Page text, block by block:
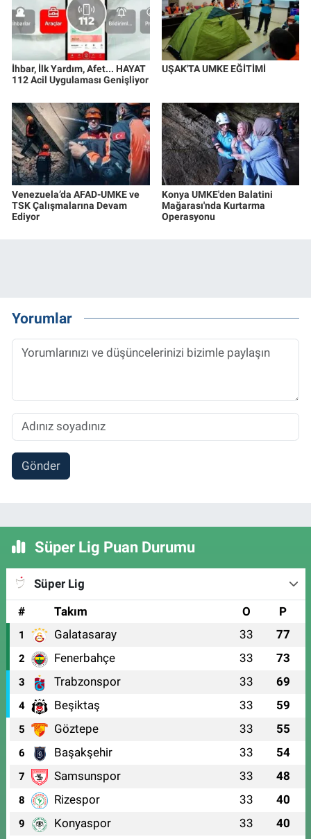
İhbar, İlk Yardım, Afet... HAYAT
112 Acil Uygulaması Genişliyor
UŞAK'TA UMKE EĞİTİMİ
Venezuela’da AFAD-UMKE ve
TSK Çalışmalarına Devam
Ediyor
Konya UMKE'den Balatini
Mağarası'nda Kurtarma
Operasyonu
Yorumlar
Gönder
Süper Lig Puan Durumu
Süper Lig
#
Takım O P
1 Galatasaray 33 77
2 Fenerbahçe 33 73
3 Trabzonspor 33 69
4 Beşiktaş 33 59
5 Göztepe 33 55
6 Başakşehir 33 54
7 Samsunspor 33 48
8 Rizespor 33 40
9 Konyaspor 33 40